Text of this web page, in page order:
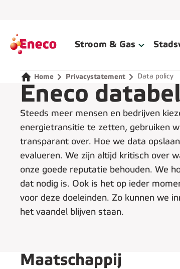
Home Stroom & Gas
Home Privacystatement Data policy
Eneco
Steeds meer mensen en bedrijven
energietransitie te zetten, gebruiken
transparant over. Hoe we data
evalueren. We zijn altijd kritisch over
onze goede reputatie behouden. We
dat nodig is. Ook is het op ieder
voor deze doeleinden. Zo kunnen we
het vaandel blijven staan.
Maatschappij